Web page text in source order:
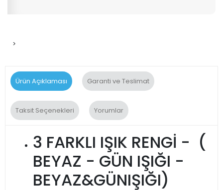
>
Ürün Açıklaması Garanti ve Teslimat
Taksit Seçenekleri Yorumlar
3 FARKLI IŞIK RENGİ - (
BEYAZ - GÜN IŞIĞI -
BEYAZ&GÜNIŞIĞI)